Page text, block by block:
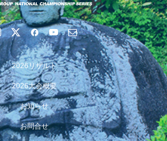
オンラインガイドツアーが開催
2026リザルト
2026大会概要
お知らせ
お問合せ